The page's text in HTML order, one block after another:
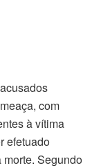
com
à vítima
efetuado
Segundo